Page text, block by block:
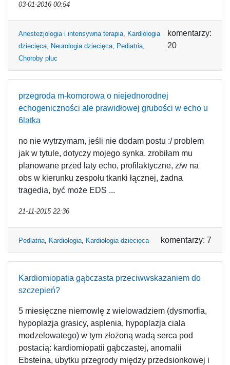
03-01-2016 00:54
Anestezjologia i intensywna terapia, Kardiologia
dziecięca, Neurologia dziecięca, Pediatria,
Choroby płuc
komentarzy:
20
przegroda m-komorowa o niejednorodnej
echogeniczności ale prawidłowej grubości w echo u
6latka
no nie wytrzymam, jeśli nie dodam postu :/ problem
jak w tytule, dotyczy mojego synka. zrobiłam mu
planowane przed laty echo, profilaktyczne, z/w na
obs w kierunku zespołu tkanki łącznej, żadna
tragedia, być może EDS ...
21-11-2015 22:36
Pediatria, Kardiologia, Kardiologia dziecięca komentarzy: 7
Kardiomiopatia gąbczasta przeciwwskazaniem do
szczepień?
5 miesięczne niemowlę z wielowadziem (dysmorfia,
hypoplazja grasicy, asplenia, hypoplazja ciala
modzelowatego) w tym złożoną wadą serca pod
postacią: kardiomiopatii gąbczastej, anomalii
Ebsteina, ubytku przegrody między przedsionkowej i